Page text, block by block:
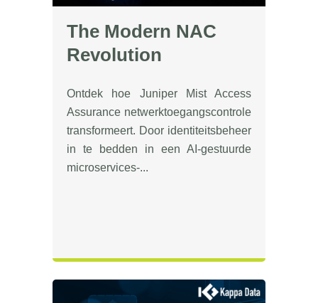
The Modern NAC
Revolution
Ontdek hoe Juniper Mist Access
Assurance netwerktoegangscontrole
transformeert. Door identiteitsbeheer
in te bedden in een AI-gestuurde
microservices-...